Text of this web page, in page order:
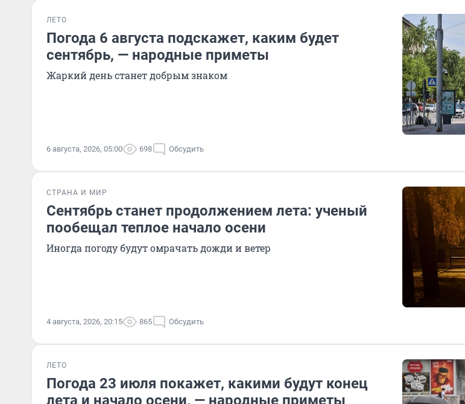
ЛЕТО
Погода 6 августа подскажет, каким будет
сентябрь, — народные приметы
Жаркий день станет добрым знаком
6 августа, 2026, 05:00 698 Обсудить
СТРАНА И МИР
Сентябрь станет продолжением лета: ученый
пообещал теплое начало осени
Иногда погоду будут омрачать дожди и ветер
4 августа, 2026, 20:15 865 Обсудить
ЛЕТО
Погода 23 июля покажет, какими будут конец
лета и начало осени, — народные приметы